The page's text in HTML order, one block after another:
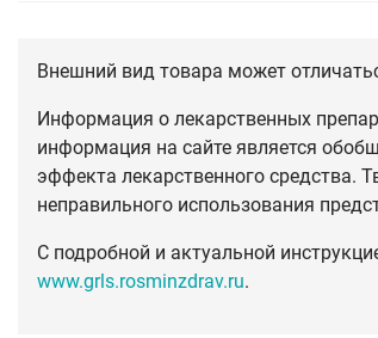
Внешний вид товара может
Информация о лекарственных
информация на сайте является
эффекта лекарственного средства.
неправильного использования
С подробной и актуальной
www.grls.rosminzdrav.ru.